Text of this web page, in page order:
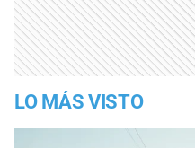
LO MÁS VISTO